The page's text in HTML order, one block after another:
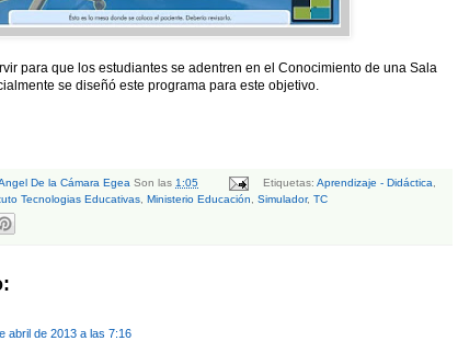
para que los estudiantes se adentren en el Conocimiento de una Sala
se diseñó este programa para este objetivo.
De la Cámara Egea Son las 1:05 Etiquetas: Aprendizaje - Didáctica
Tecnologias Educativas Ministerio Educación Simulador, TC
abril de 2013 a las 7:16